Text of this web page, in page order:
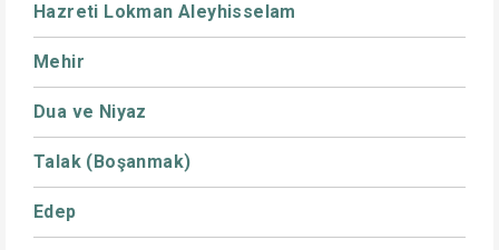
Hazreti Lokman Aleyhisselam
Mehir
Dua ve Niyaz
Talak (Boşanmak)
Edep